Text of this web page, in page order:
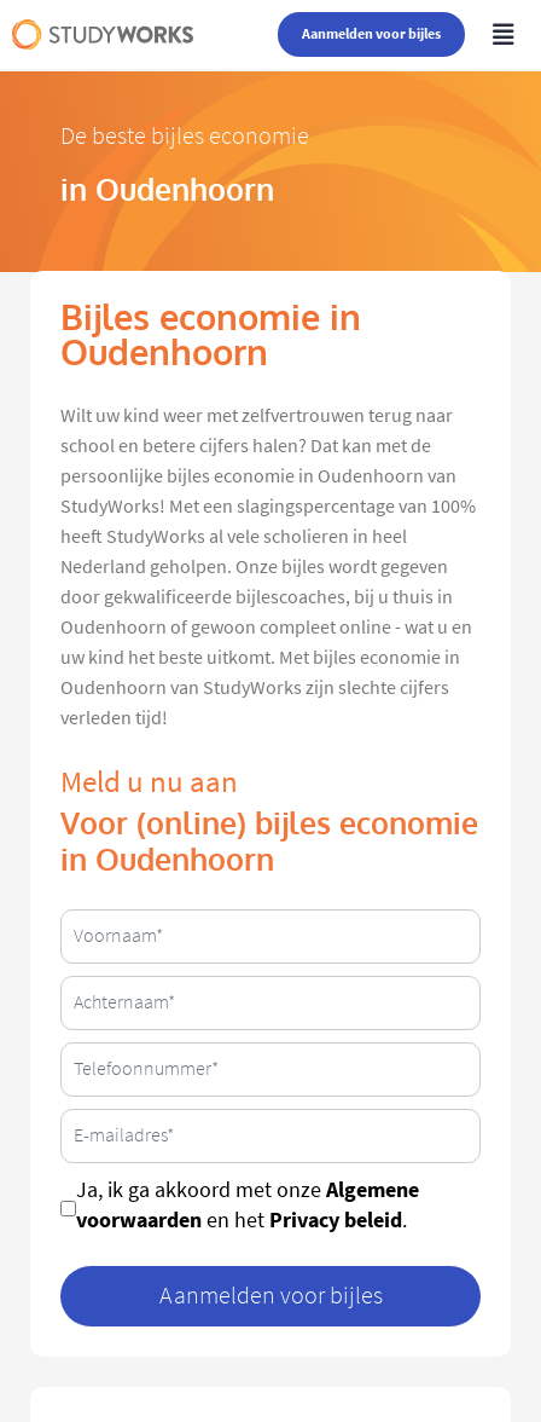
Aanmelden voor bijles
De beste bijles economie
in Oudenhoorn
Bijles economie in
Oudenhoorn
Wilt uw kind weer met zelfvertrouwen terug naar
school en betere cijfers halen? Dat kan met de
persoonlijke bijles economie in Oudenhoorn van
StudyWorks! Met een slagingspercentage van 100%
heeft StudyWorks al vele scholieren in heel
Nederland geholpen. Onze bijles wordt gegeven
door gekwalificeerde bijlescoaches, bij u thuis in
Oudenhoorn of gewoon compleet online - wat u en
uw kind het beste uitkomt. Met bijles economie in
Oudenhoorn van StudyWorks zijn slechte cijfers
verleden tijd!
Meld u nu aan
Voor (online) bijles economie
in Oudenhoorn
Ja, ik ga akkoord met onzeAlgemene
voorwaardenen het Privacy beleid.
Aanmelden voor bijles